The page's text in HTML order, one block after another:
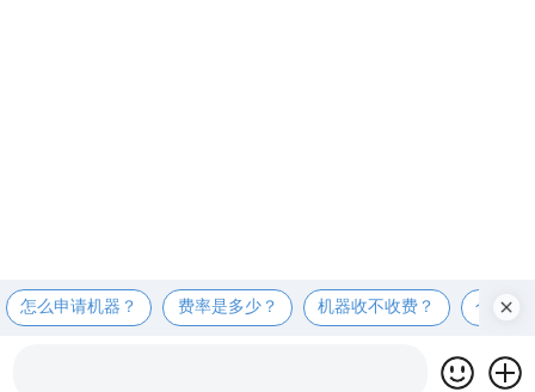
怎么申请机器？ 费率是多少？ 机器收不收费？ 个人可